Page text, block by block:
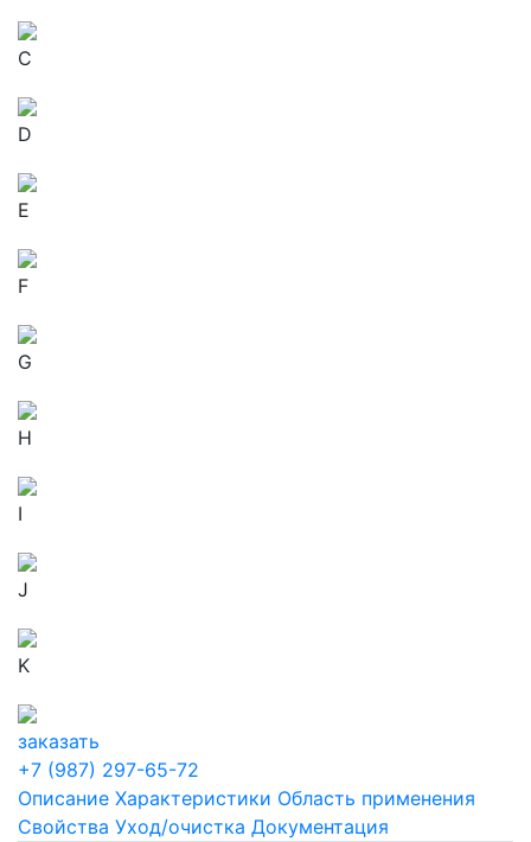
C
D
E
F
G
H
I
J
K
заказать
+7 (987) 297-65-72
Описание Характеристики Область применения
Свойства Уход/очистка Документация